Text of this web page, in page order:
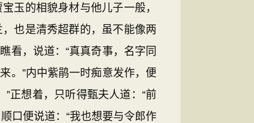
玉的相貌身材与他儿子一般，
也是清秀超群的，虽不能像两
看，说道：“真真奇事，名字同
。”内中紫鹃一时痴意发作，便
正想着，只听得甄夫人道：“前
口便说道：“我也想要与令郎作